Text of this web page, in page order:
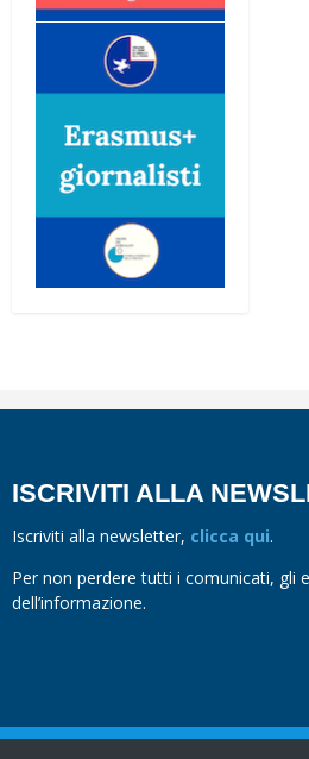
ISCRIVITI ALLA
Iscriviti alla newsletter, clicca qui.
Per non perdere tutti i comunicati, gli
dell’informazione.